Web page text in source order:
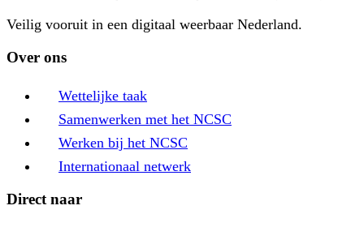
Veilig vooruit in een digitaal weerbaar Nederland.
Over ons
Wettelijke taak
Samenwerken met het NCSC
Werken bij het NCSC
Internationaal netwerk
Direct naar